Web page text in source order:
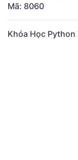
Mã: 8060
Khóa Học Python